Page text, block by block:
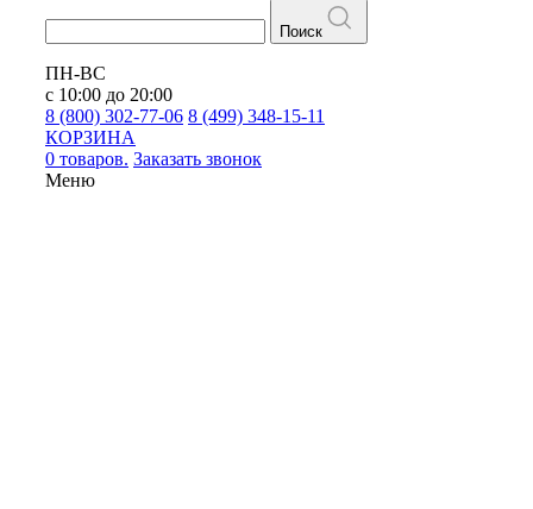
Поиск
ПН-ВС
с 10:00 до 20:00
8 (800) 302-77-06 8 (499) 348-15-11
КОРЗИНА
0 товаров. Заказать звонок
Меню